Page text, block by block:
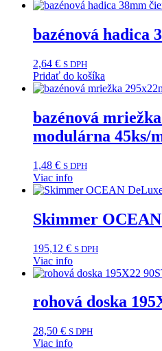
bazénová hadica
2,64 € S DPH
Pridať do košíka
bazénová
modulárna 45ks/
1,48 € S DPH
Viac info
Skimmer
195,12 € S DPH
Viac info
rohová doska
28,50 € S DPH
Viac info